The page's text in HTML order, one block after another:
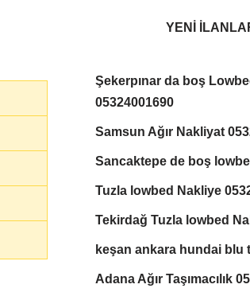
YENİ
Şekerpınar da boş
05324001690
Samsun Ağır Nakliyat
Sancaktepe de boş
Tuzla lowbed Nakliye
Tekirdağ Tuzla lowbed
keşan ankara hundai blu
Adana Ağır Taşımacılık